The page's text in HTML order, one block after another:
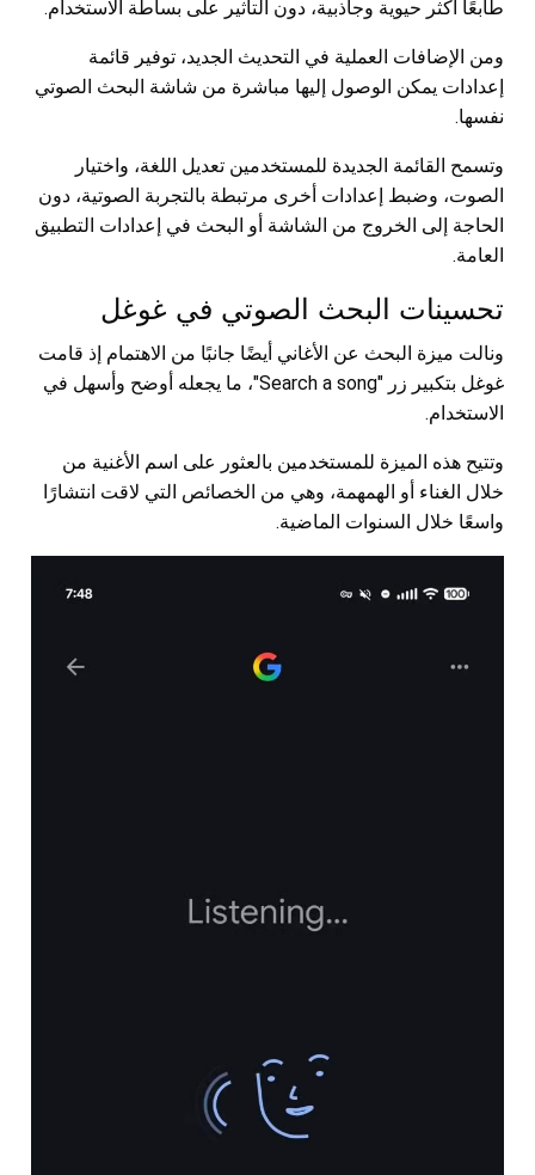
طابعًا أكثر حيوية وجاذبية، دون التأثير على بساطة الاستخدام.
ومن الإضافات العملية في التحديث الجديد، توفير قائمة
إعدادات يمكن الوصول إليها مباشرة من شاشة البحث الصوتي
نفسها.
وتسمح القائمة الجديدة للمستخدمين تعديل اللغة، واختيار
الصوت، وضبط إعدادات أخرى مرتبطة بالتجربة الصوتية، دون
الحاجة إلى الخروج من الشاشة أو البحث في إعدادات التطبيق
العامة.
تحسينات البحث الصوتي في غوغل
ونالت ميزة البحث عن الأغاني أيضًا جانبًا من الاهتمام إذ قامت
غوغل بتكبير زر "Search a song"، ما يجعله أوضح وأسهل في
الاستخدام.
وتتيح هذه الميزة للمستخدمين بالعثور على اسم الأغنية من
خلال الغناء أو الهمهمة، وهي من الخصائص التي لاقت انتشارًا
واسعًا خلال السنوات الماضية.